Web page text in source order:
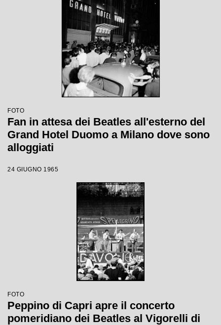
FOTO
Fan in attesa dei Beatles all'esterno del
Grand Hotel Duomo a Milano dove sono
alloggiati
24 GIUGNO 1965
FOTO
Peppino di Capri apre il concerto
pomeridiano dei Beatles al Vigorelli di